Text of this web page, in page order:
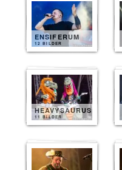
ENSIFERUM
12 BILDER
HEAVYSAURUS
11 BILDER